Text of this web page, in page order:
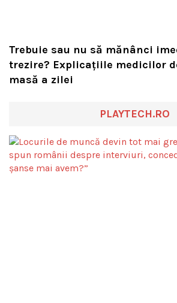
Trebuie sau nu să mănânci
trezire? Explicațiile medicilor
masă a zilei
PLAYTECH.RO